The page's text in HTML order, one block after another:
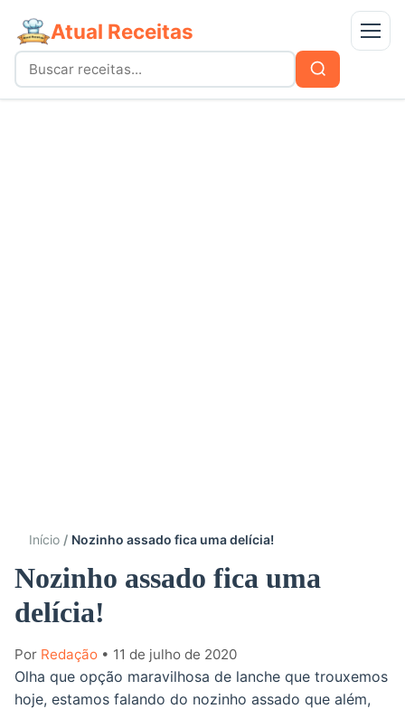
Atual Receitas Menu
Buscar
por:
Buscar
Início Nozinho assado fica uma delícia!
Nozinho assado fica uma
delícia!
Por Redação • 11 de julho de 2020
Olha que opção maravilhosa de lanche que trouxemos
hoje, estamos falando do nozinho assado que além,